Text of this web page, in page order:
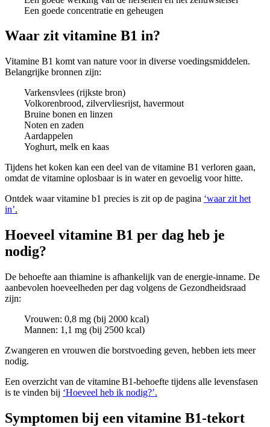
Een goede concentratie en geheugen
Waar zit vitamine B1 in?
Vitamine B1 komt van nature voor in diverse voedingsmiddelen.
Belangrijke bronnen zijn:
Varkensvlees (rijkste bron)
Volkorenbrood, zilvervliesrijst, havermout
Bruine bonen en linzen
Noten en zaden
Aardappelen
Yoghurt, melk en kaas
Tijdens het koken kan een deel van de vitamine B1 verloren gaan,
omdat de vitamine oplosbaar is in water en gevoelig voor hitte.
Ontdek waar vitamine b1 precies is zit op de pagina ‘waar zit het
in’.
Hoeveel vitamine B1 per dag heb je
nodig?
De behoefte aan thiamine is afhankelijk van de energie-inname. De
aanbevolen hoeveelheden per dag volgens de Gezondheidsraad
zijn:
Vrouwen: 0,8 mg (bij 2000 kcal)
Mannen: 1,1 mg (bij 2500 kcal)
Zwangeren en vrouwen die borstvoeding geven, hebben iets meer
nodig.
Een overzicht van de vitamine B1-behoefte tijdens alle levensfasen
is te vinden bij ‘Hoeveel heb ik nodig?’.
Symptomen bij een vitamine B1-tekort